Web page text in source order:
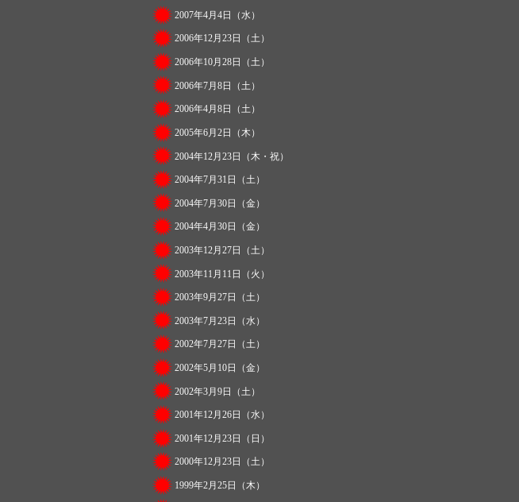
2007年4月4日（水）
2006年12月23日（土）
2006年10月28日（土）
2006年7月8日（土）
2006年4月8日（土）
2005年6月2日（木）
2004年12月23日（木・祝）
2004年7月31日（土）
2004年7月30日（金）
2004年4月30日（金）
2003年12月27日（土）
2003年11月11日（火）
2003年9月27日（土）
2003年7月23日（水）
2002年7月27日（土）
2002年5月10日（金）
2002年3月9日（土）
2001年12月26日（水）
2001年12月23日（日）
2000年12月23日（土）
1999年2月25日（木）